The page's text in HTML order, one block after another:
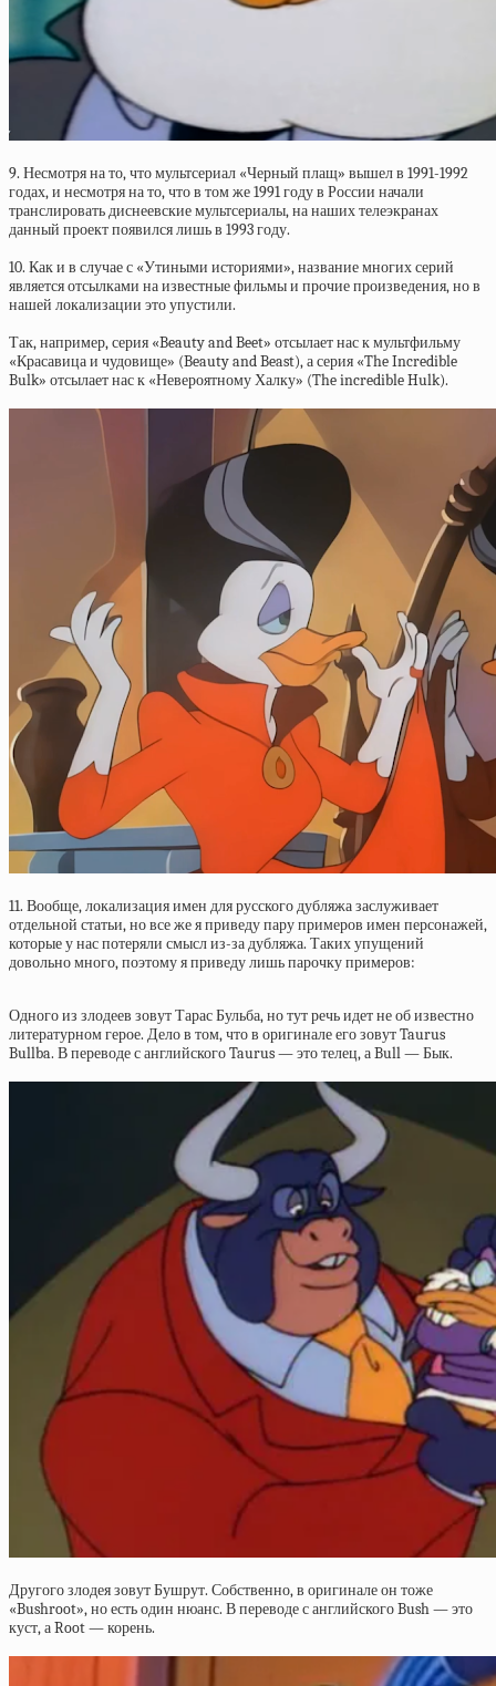
9. Несмотря на то, что мультсериал «Черный плащ» вышел в 1991-1992
годах, и несмотря на то, что в том же 1991 году в России начали
транслировать диснеевские мультсериалы, на наших телеэкранах
данный проект появился лишь в 1993 году.
10. Как и в случае с «Утиными историями», название многих серий
является отсылками на известные фильмы и прочие произведения, но в
нашей локализации это упустили.
Так, например, серия «Beauty and Beet» отсылает нас к мультфильму
«Красавица и чудовище» (Beauty and Beast), а серия «The Incredible
Bulk» отсылает нас к «Невероятному Халку» (The incredible Hulk).
11. Вообще, локализация имен для русского дубляжа заслуживает
отдельной статьи, но все же я приведу пару примеров имен персонажей,
которые у нас потеряли смысл из-за дубляжа. Таких упущений
довольно много, поэтому я приведу лишь парочку примеров:
Одного из злодеев зовут Тарас Бульба, но тут речь идет не об известно
литературном герое. Дело в том, что в оригинале его зовут Taurus
Bullba. В переводе с английского Taurus — это телец, а Bull — Бык.
Другого злодея зовут Бушрут. Собственно, в оригинале он тоже
«Bushroot», но есть один нюанс. В переводе с английского Bush — это
куст, а Root — корень.